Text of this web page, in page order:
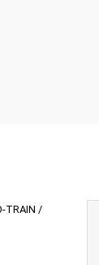
TRAIN /